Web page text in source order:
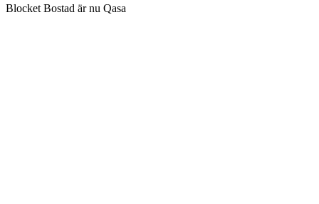
Blocket Bostad är nu Qasa